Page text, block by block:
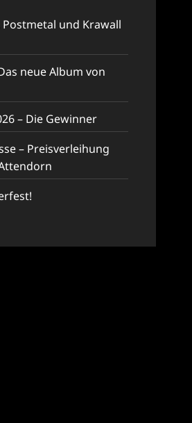
Postmetal und Krawall
neue Album von
– Die Gewinner
– Preisverleihung